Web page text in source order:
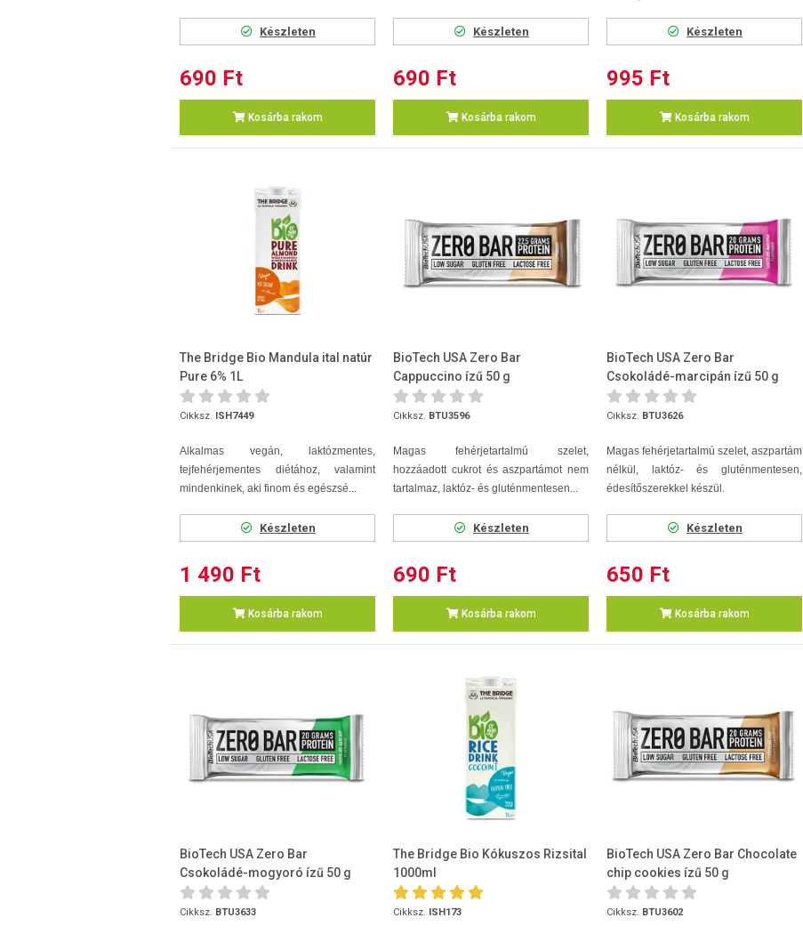
Készleten
690 Ft
Kosárba rakom
Készleten
690 Ft
Kosárba rakom
Készleten
995 Ft
Kosárba rakom
The Bridge Bio Mandula ital natúr
Pure 6% 1L
Cikksz. ISH7449
Alkalmas vegán, laktózmentes,
tejfehérjementes diétához, valamint
mindenkinek, aki finom és egészsé...
Készleten
1 490 Ft
Kosárba rakom
BioTech USA Zero Bar
Cappuccino ízű 50 g
Cikksz. BTU3596
Magas fehérjetartalmú szelet,
hozzáadott cukrot és aszpartámot nem
tartalmaz, laktóz- és gluténmentesen...
Készleten
690 Ft
Kosárba rakom
BioTech USA Zero Bar
Csokoládé-marcipán ízű 50 g
Cikksz. BTU3626
Magas fehérjetartalmú szelet, aszpartám
nélkül, laktóz- és gluténmentesen,
édesítőszerekkel készül.
Készleten
650 Ft
Kosárba rakom
BioTech USA Zero Bar
Csokoládé-mogyoró ízű 50 g
Cikksz. BTU3633
The Bridge Bio Kókuszos Rizsital
1000ml
Cikksz. ISH173
BioTech USA Zero Bar Chocolate
chip cookies ízű 50 g
Cikksz. BTU3602